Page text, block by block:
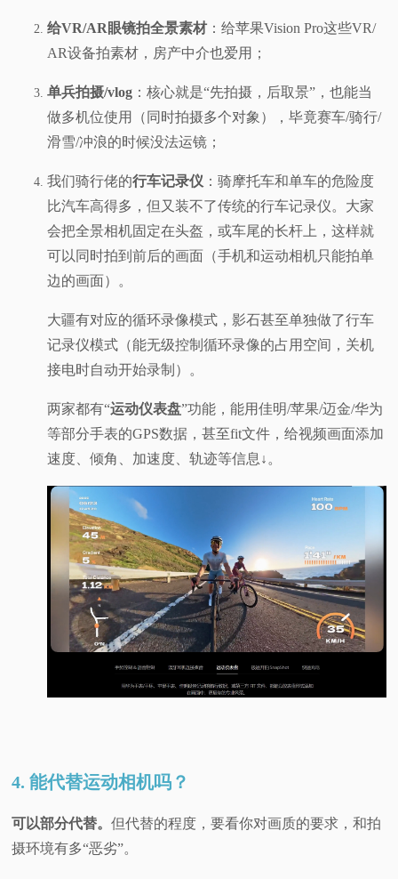
给VR/AR眼镜拍全景素材 ：给苹果Vision Pro这些VR/
AR设备拍素材，房产中介也爱用；
单兵拍摄/vlog ：核心就是“先拍摄，后取景”，也能当
做多机位使用（同时拍摄多个对象），毕竟赛车/骑行/
滑雪/冲浪的时候没法运镜；
我们骑行佬的行车记录仪 ：骑摩托车和单车的危险度
比汽车高得多，但又装不了传统的行车记录仪。大家
会把全景相机固定在头盔，或车尾的长杆上，这样就
可以同时拍到前后的画面（手机和运动相机只能拍单
边的画面）。
大疆有对应的循环录像模式，影石甚至单独做了行车
记录仪模式（能无级控制循环录像的占用空间，关机
接电时自动开始录制）。
两家都有“运动仪表盘”功能，能用佳明/苹果/迈金/华为
等部分手表的GPS数据，甚至fit文件，给视频画面添加
速度、倾角、加速度、轨迹等信息↓。
4. 能代替运动相机吗？
可以部分代替。但代替的程度，要看你对画质的要求，和拍
摄环境有多“恶劣”。